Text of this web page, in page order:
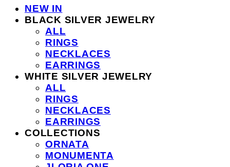
NEW IN
BLACK SILVER JEWELRY
ALL
RINGS
NECKLACES
EARRINGS
WHITE SILVER JEWELRY
ALL
RINGS
NECKLACES
EARRINGS
COLLECTIONS
ORNATA
MONUMENTA